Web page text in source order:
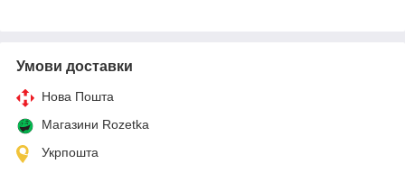
Умови доставки
Нова Пошта
Магазини Rozetka
Укрпошта